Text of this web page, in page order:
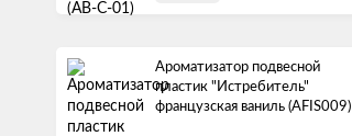
Ароматизатор подвесной
пластик "Истребитель"
французская ваниль (AFIS009)